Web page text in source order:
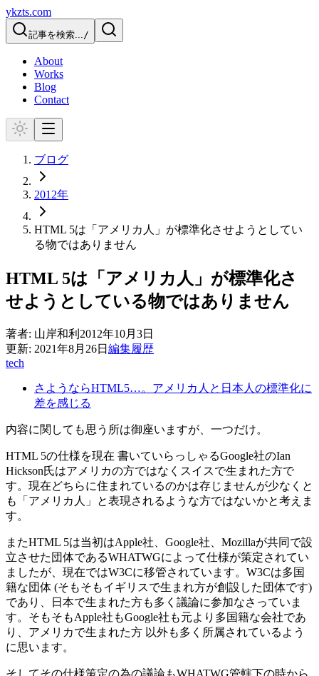
ykzts.com
記事を検索.../
About
Works
Blog
Contact
ブログ
2012年
HTML 5は「アメリカ人」が標準化させようとしてい
る物ではありません
HTML 5は「アメリカ人」が標準化さ
せようとしている物ではありません
著者: 山岸和利 2012年10月3日
更新: 2021年8月26日 編集履歴
tech
さようならHTML5…。アメリカ人と日本人の標準化に
差を感じる
内容に関しても思う所は御座いますが、一つだけ。
HTML 5の仕様を現在 書いていらっしゃるGoogle社のIan
Hickson氏はアメリカの方ではなくスイスで生まれた方で
す。現在どちらに住まれているのかは存じませんが少なくと
も「アメリカ人」と表現されるような方ではないかと考えま
す。
またHTML 5は当初はApple社、Google社、Mozillaが共同で設
立させた団体であるWHATWGによって仕様が策定されてい
ましたが、現在ではW3Cに移管されています。W3Cは多国
籍な団体 (そもそもイギリスで生まれ方が創設した団体です)
であり、日本で生まれた方も多く議論に参加なさっていま
す。そもそもApple社もGoogle社も元より多国籍な会社であ
り、アメリカで生まれた方 以外も多く所属されているよう
に思います。
そしてその仕様策定の為の議論もWHATWG管轄下の時から